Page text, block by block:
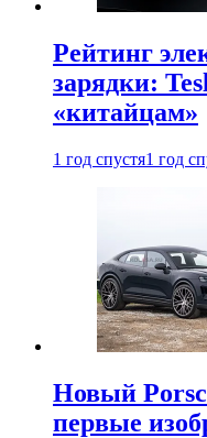
Рейтинг
зарядки:
«китайцам»
1 год спустя1 год
Новый
первые